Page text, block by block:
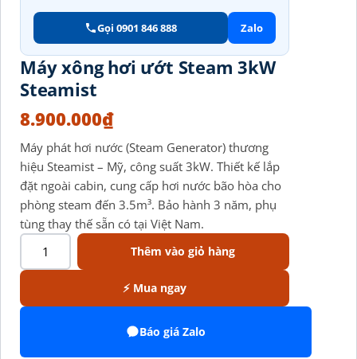
Gọi 0901 846 888 Zalo
Máy xông hơi ướt Steam 3kW
Steamist
8.900.000₫
Máy phát hơi nước (Steam Generator) thương
hiệu Steamist – Mỹ, công suất 3kW. Thiết kế lắp
đặt ngoài cabin, cung cấp hơi nước bão hòa cho
phòng steam đến 3.5m³. Bảo hành 3 năm, phụ
tùng thay thế sẵn có tại Việt Nam.
Thêm vào giỏ hàng
⚡ Mua ngay
Báo giá Zalo